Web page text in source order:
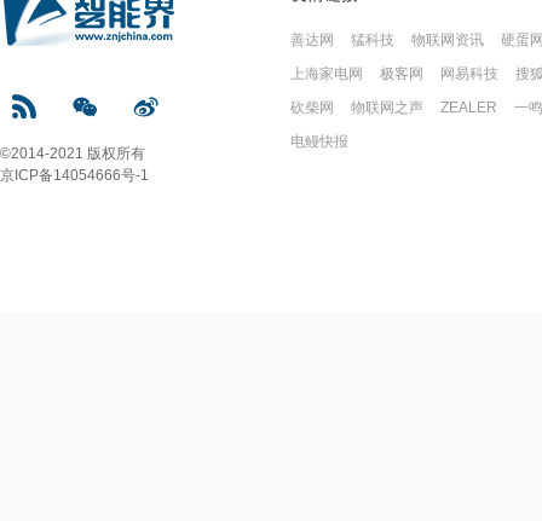
©2014-2021 版权所有
京ICP备14054666号-1
善达网 猛科技 物联网资讯
硬蛋
上海家电网
极客网 网易科技
搜
砍柴网
物联网之声 ZEALER
一
电鳗快报